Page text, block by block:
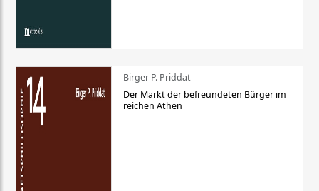
Birger P. Priddat
Der Markt der befreundeten Bürger im
reichen Athen